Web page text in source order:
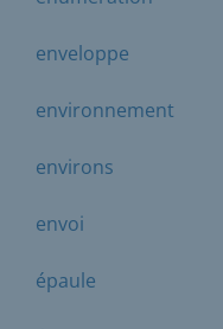
enveloppe
environnement
environs
envoi
épaule